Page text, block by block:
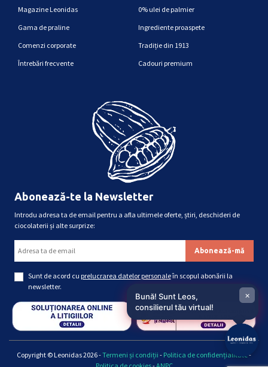
Magazine Leonidas
Gama de praline
Comenzi corporate
Întrebări frecvente
0% ulei de palmier
Ingrediente proaspete
Tradiție din 1913
Cadouri premium
Abonează-te la Newsletter
Introdu adresa ta de email pentru a afla ultimele oferte, știri, deschideri de
ciocolaterii și alte surprize:
Sunt de acord cu prelucrarea datelor personaleîn scopul abonării la
newsletter.
Copyright © Leonidas 2026 -Termeni și condiții - Politica de confidențialitate -
Bună! Sunt Leos,
consilierul tău virtual!
×